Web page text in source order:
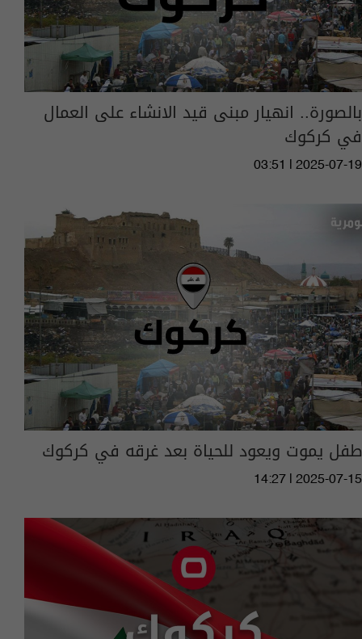
بالصورة.. انهيار مبنى قيد الانشاء على العمال
في كركوك
03:51 | 2025-07-19
طفل يموت ويعود للحياة بعد غرقه في كركوك
14:27 | 2025-07-15